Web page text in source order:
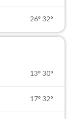
26° 32°
13° 30°
17° 32°